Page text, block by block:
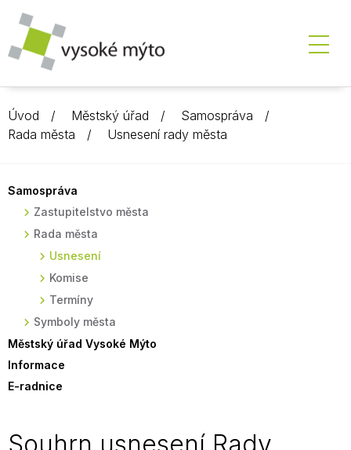
Úvod Městský úřad
Samospráva
Rada města
Usnesení rady města
Samospráva
Zastupitelstvo města
Rada města
Usnesení
Komise
Termíny
Symboly města
Městský úřad Vysoké Mýto
Informace
E-radnice